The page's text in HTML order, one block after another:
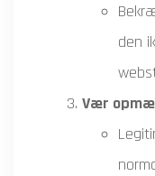
den
Vær